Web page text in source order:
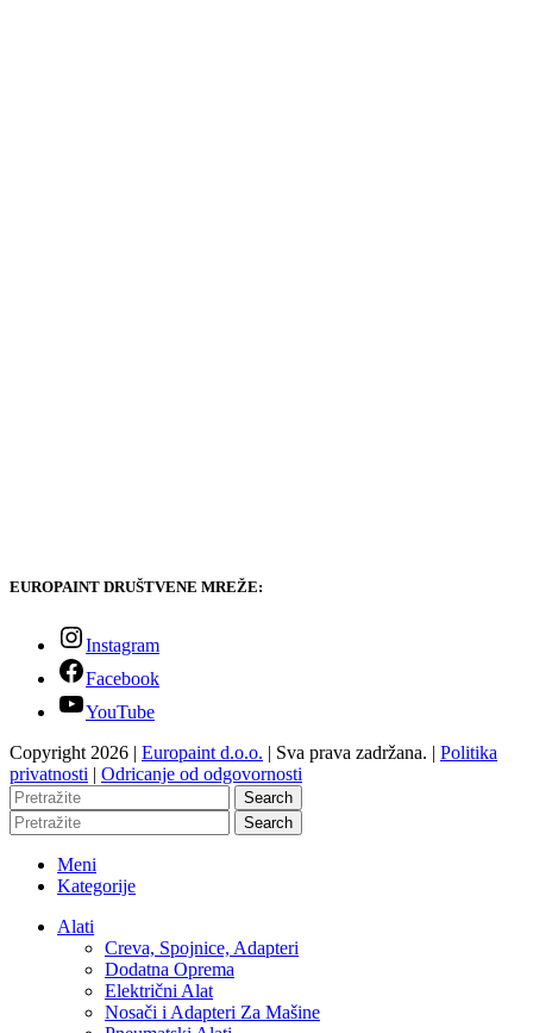
EUROPAINT DRUŠTVENE MREŽE:
Instagram
Facebook
YouTube
Copyright 2026 | Europaint d.o.o. | Sva prava zadržana. | Politika
privatnosti | Odricanje od odgovornosti
Search
Search
Meni
Kategorije
Alati
Creva, Spojnice, Adapteri
Dodatna Oprema
Električni Alat
Nosači i Adapteri Za Mašine